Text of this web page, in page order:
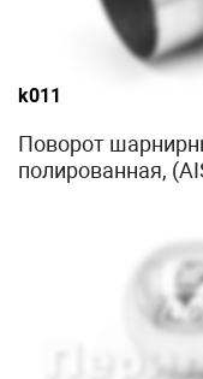
k011
Поворот
полированная,